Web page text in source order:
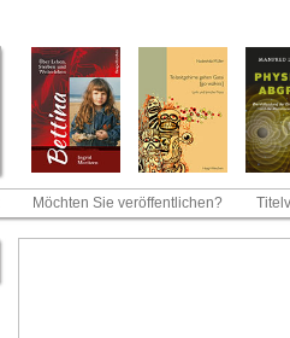
Möchten Sie veröffentlichen?